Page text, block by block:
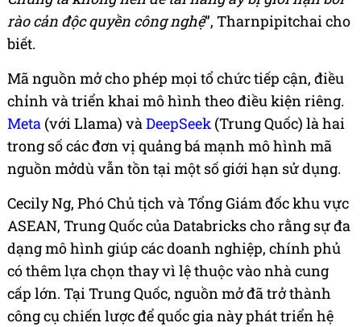
rào cản độc quyền công nghệ”, Tharnpipitchai cho
biết.
Mã nguồn mở cho phép mọi tổ chức tiếp cận, điều
chỉnh và triển khai mô hình theo điều kiện riêng.
Meta (với Llama) vàDeepSeek (Trung Quốc) là hai
trong số các đơn vị quảng bá mạnh mô hình mã
nguồn mởdù vẫn tồn tại một số giới hạn sử dụng.
Cecily Ng, Phó Chủ tịch và Tổng Giám đốc khu vực
ASEAN, Trung Quốc của Databricks cho rằng sự đa
dạng mô hình giúp các doanh nghiệp, chính phủ
có thêm lựa chọn thay vì lệ thuộc vào nhà cung
cấp lớn. Tại Trung Quốc, nguồn mở đã trở thành
công cụ chiến lược để quốc gia này phát triển hệ